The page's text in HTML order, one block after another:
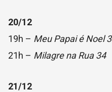
20/12
19h – Meu Papai é Noel 3
21h – Milagre na Rua 34
21/12